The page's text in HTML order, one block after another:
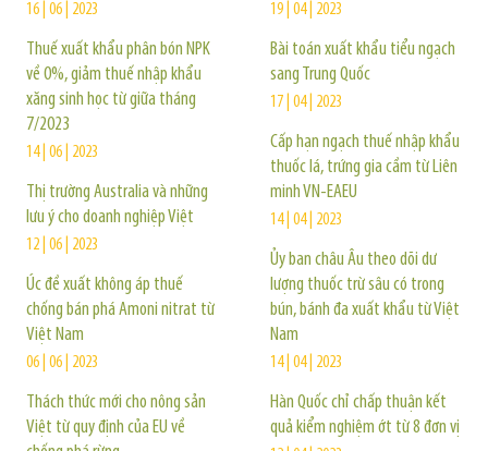
16 | 06 | 2023
Thuế xuất khẩu phân bón NPK
về 0%, giảm thuế nhập khẩu
xăng sinh học từ giữa tháng
7/2023
14 | 06 | 2023
Thị trường Australia và những
lưu ý cho doanh nghiệp Việt
12 | 06 | 2023
Úc đề xuất không áp thuế
chống bán phá Amoni nitrat từ
Việt Nam
06 | 06 | 2023
Thách thức mới cho nông sản
Việt từ quy định của EU về
19 | 04 | 2023
Bài toán xuất khẩu tiểu ngạch
sang Trung Quốc
17 | 04 | 2023
Cấp hạn ngạch thuế nhập khẩu
thuốc lá, trứng gia cầm từ Liên
minh VN-EAEU
14 | 04 | 2023
Ủy ban châu Âu theo dõi dư
lượng thuốc trừ sâu có trong
bún, bánh đa xuất khẩu từ Việt
Nam
14 | 04 | 2023
Hàn Quốc chỉ chấp thuận kết
quả kiểm nghiệm ớt từ 8 đơn vị